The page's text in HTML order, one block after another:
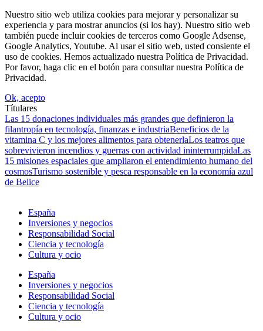
Nuestro sitio web utiliza cookies para mejorar y personalizar su
experiencia y para mostrar anuncios (si los hay). Nuestro sitio web
también puede incluir cookies de terceros como Google Adsense,
Google Analytics, Youtube. Al usar el sitio web, usted consiente el
uso de cookies. Hemos actualizado nuestra Política de Privacidad.
Por favor, haga clic en el botón para consultar nuestra Política de
Privacidad.
Ok, acepto
Títulares
Las 15 donaciones individuales más grandes que definieron la
filantropía en tecnología, finanzas e industriaBeneficios de la
vitamina C y los mejores alimentos para obtenerlaLos teatros que
sobrevivieron incendios y guerras con actividad ininterrumpidaLas
15 misiones espaciales que ampliaron el entendimiento humano del
cosmosTurismo sostenible y pesca responsable en la economía azul
de Belice
España
Inversiones y negocios
Responsabilidad Social
Ciencia y tecnología
Cultura y ocio
España
Inversiones y negocios
Responsabilidad Social
Ciencia y tecnología
Cultura y ocio